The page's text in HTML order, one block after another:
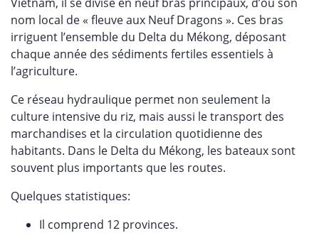
nom local de « fleuve aux Neuf Dragons ». Ces bras
irriguent l’ensemble du Delta du Mékong, déposant
chaque année des sédiments fertiles essentiels à
l’agriculture.
Ce réseau hydraulique permet non seulement la
culture intensive du riz, mais aussi le transport des
marchandises et la circulation quotidienne des
habitants. Dans le Delta du Mékong, les bateaux sont
souvent plus importants que les routes.
Quelques statistiques:
Il comprend 12 provinces.